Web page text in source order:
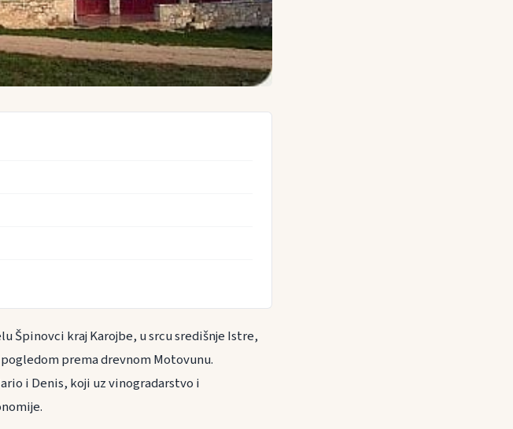
Špinovci kraj Karojbe, u srcu središnje Istre,
prema drevnom Motovunu.
i Denis, koji uz vinogradarstvo i